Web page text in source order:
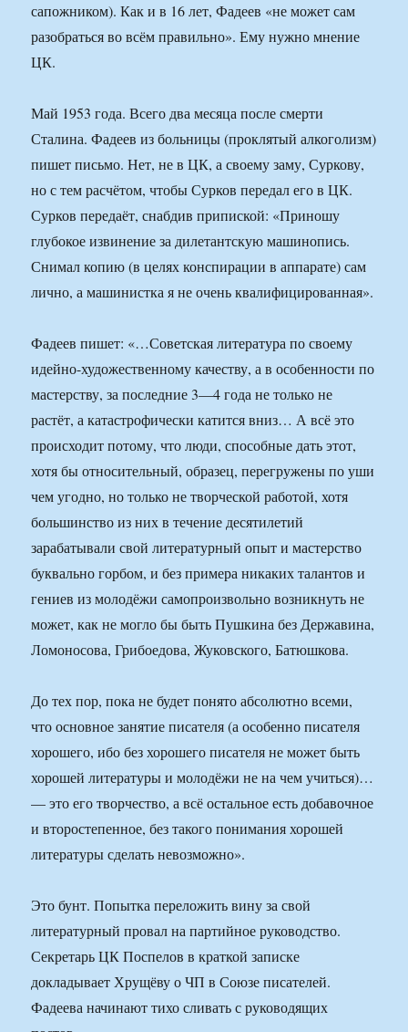
сапожником). Как и в 16 лет, Фадеев «не может сам
разобраться во всём правильно». Ему нужно мнение
ЦК.
Май 1953 года. Всего два месяца после смерти
Сталина. Фадеев из больницы (проклятый алкоголизм)
пишет письмо. Нет, не в ЦК, а своему заму, Суркову,
но с тем расчётом, чтобы Сурков передал его в ЦК.
Сурков передаёт, снабдив припиской: «Приношу
глубокое извинение за дилетантскую машинопись.
Снимал копию (в целях конспирации в аппарате) сам
лично, а машинистка я не очень квалифицированная».
Фадеев пишет: «…Советская литература по своему
идейно-художественному качеству, а в особенности по
мастерству, за последние 3—4 года не только не
растёт, а катастрофически катится вниз… А всё это
происходит потому, что люди, способные дать этот,
хотя бы относительный, образец, перегружены по уши
чем угодно, но только не творческой работой, хотя
большинство из них в течение десятилетий
зарабатывали свой литературный опыт и мастерство
буквально горбом, и без примера никаких талантов и
гениев из молодёжи самопроизвольно возникнуть не
может, как не могло бы быть Пушкина без Державина,
Ломоносова, Грибоедова, Жуковского, Батюшкова.
До тех пор, пока не будет понято абсолютно всеми,
что основное занятие писателя (а особенно писателя
хорошего, ибо без хорошего писателя не может быть
хорошей литературы и молодёжи не на чем учиться)…
— это его творчество, а всё остальное есть добавочное
и второстепенное, без такого понимания хорошей
литературы сделать невозможно».
Это бунт. Попытка переложить вину за свой
литературный провал на партийное руководство.
Секретарь ЦК Поспелов в краткой записке
докладывает Хрущёву о ЧП в Союзе писателей.
Фадеева начинают тихо сливать с руководящих